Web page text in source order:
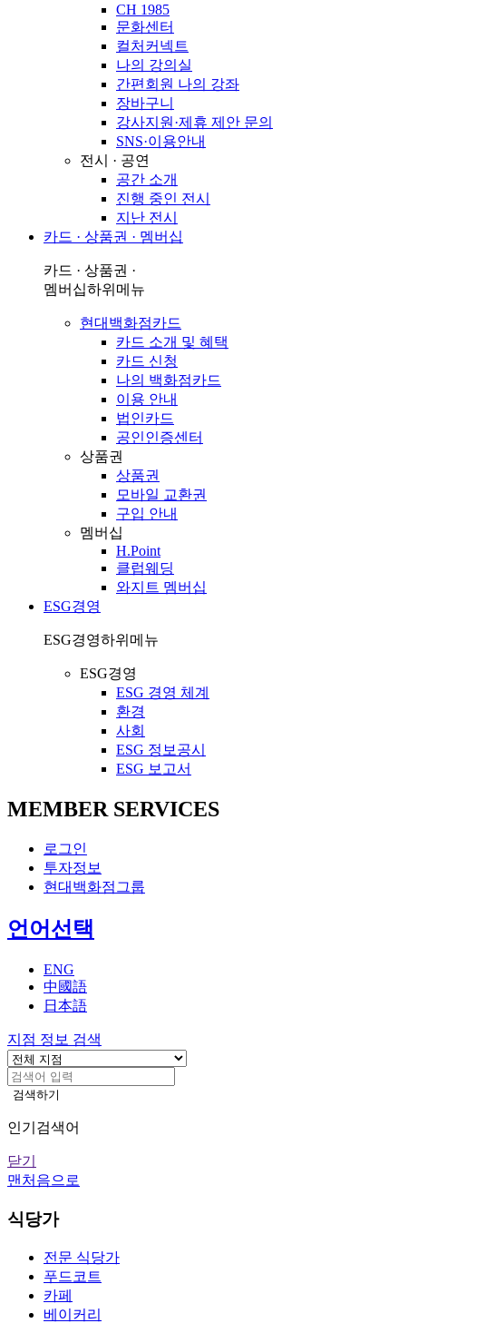
CH 1985
문화센터
컬처커넥트
나의 강의실
간편회원 나의 강좌
장바구니
강사지원·제휴 제안 문의
SNS·이용안내
전시 · 공연
공간 소개
진행 중인 전시
지난 전시
카드 · 상품권 · 멤버십
카드 · 상품권 ·
멤버십하위메뉴
현대백화점카드
카드 소개 및 혜택
카드 신청
나의 백화점카드
이용 안내
법인카드
공인인증센터
상품권
상품권
모바일 교환권
구입 안내
멤버십
H.Point
클럽웨딩
와지트 멤버십
ESG경영
ESG경영하위메뉴
ESG경영
ESG 경영 체계
환경
사회
ESG 정보공시
ESG 보고서
MEMBER SERVICES
로그인
투자정보
현대백화점그룹
언어선택
ENG
中國語
日本語
지점 정보 검색
검색하기
인기검색어
닫기
맨처음으로
지
식당가
전문 식당가
푸드코트
카페
베이커리